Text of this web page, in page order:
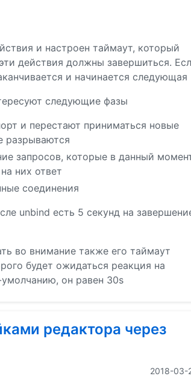
и настроен таймаут, который
действия должны завершиться.
и начинается следующая
следующие фазы
и перестают приниматься новые
разрываются
запросов, которые в данный
них ответ
соединения
unbind есть 5 секунд на
во внимание также его таймаут
будет ожидаться реакция на
умолчанию, он равен 30s
редактора через
2018-03-